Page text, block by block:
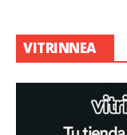
VITRINNEA